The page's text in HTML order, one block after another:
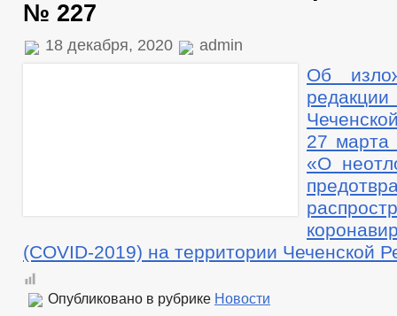
№ 227
18 декабря, 2020 admin
Об
27
«О
(COVID-2019) на территории Чеченской
Опубликовано в рубрике Новости